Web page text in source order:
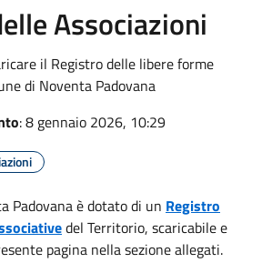
Associazioni
il Registro delle libere forme
di Noventa Padovana
: 8 gennaio 2026, 10:29
Padovana è dotato di un Registro
del Territorio, scaricabile e
pagina nella sezione allegati.